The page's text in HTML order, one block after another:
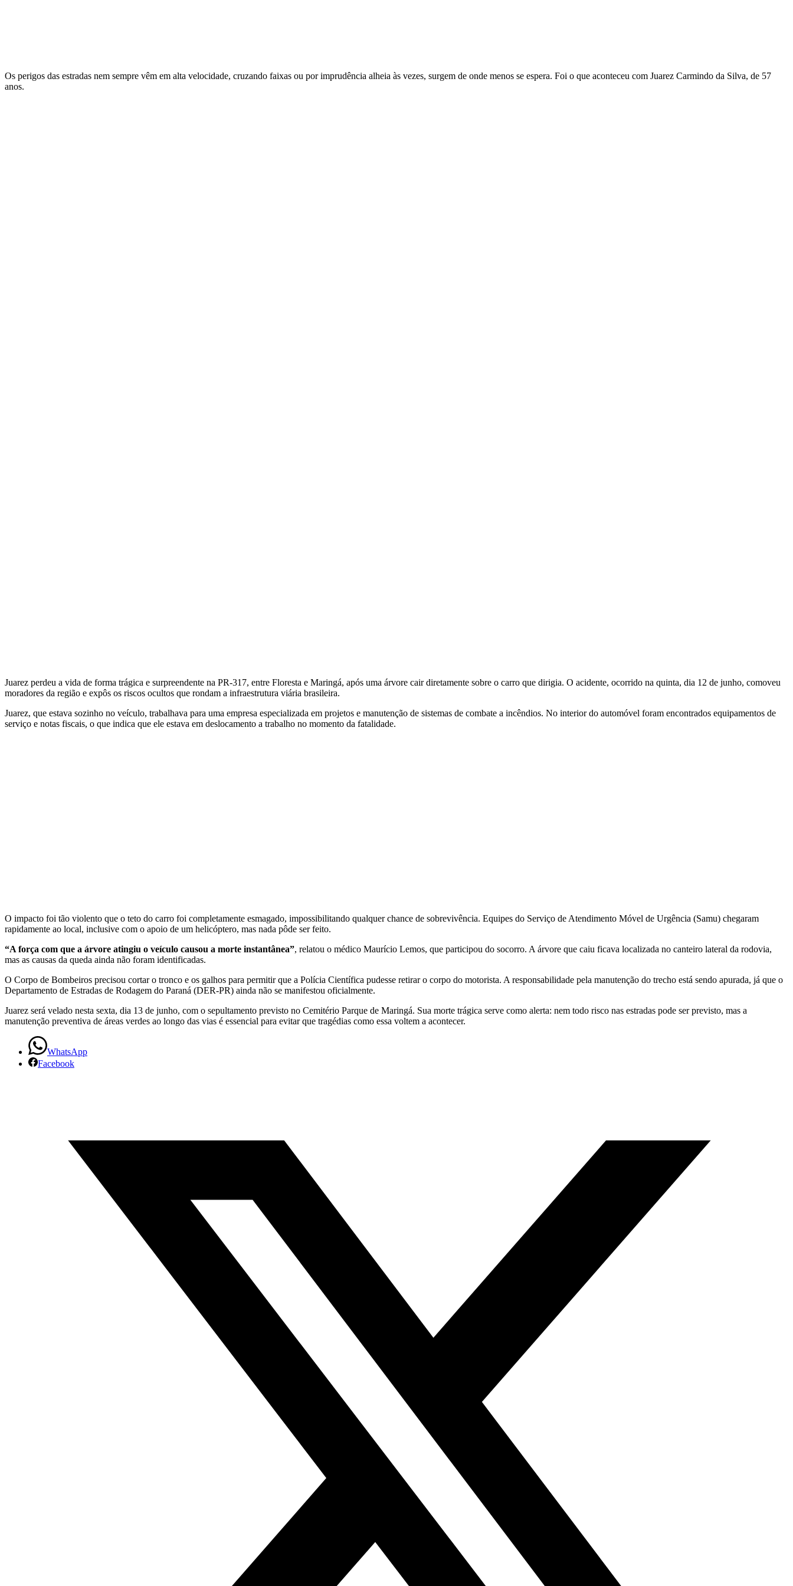
Os perigos das estradas nem sempre vêm em alta velocidade, cruzando faixas ou por imprudência alheia às vezes, surgem de onde menos se espera. Foi o que aconteceu com Juarez Carmindo da Silva, de 57
anos.
Juarez perdeu a vida de forma trágica e surpreendente na PR-317, entre Floresta e Maringá, após uma árvore cair diretamente sobre o carro que dirigia. O acidente, ocorrido na quinta, dia 12 de junho, comoveu
moradores da região e expôs os riscos ocultos que rondam a infraestrutura viária brasileira.
Juarez, que estava sozinho no veículo, trabalhava para uma empresa especializada em projetos e manutenção de sistemas de combate a incêndios. No interior do automóvel foram encontrados equipamentos de
serviço e notas fiscais, o que indica que ele estava em deslocamento a trabalho no momento da fatalidade.
O impacto foi tão violento que o teto do carro foi completamente esmagado, impossibilitando qualquer chance de sobrevivência. Equipes do Serviço de Atendimento Móvel de Urgência (Samu) chegaram
rapidamente ao local, inclusive com o apoio de um helicóptero, mas nada pôde ser feito.
“A força com que a árvore atingiu o veículo causou a morte instantânea”, relatou o médico Maurício Lemos, que participou do socorro. A árvore que caiu ficava localizada no canteiro lateral da rodovia,
mas as causas da queda ainda não foram identificadas.
O Corpo de Bombeiros precisou cortar o tronco e os galhos para permitir que a Polícia Científica pudesse retirar o corpo do motorista. A responsabilidade pela manutenção do trecho está sendo apurada, já que o
Departamento de Estradas de Rodagem do Paraná (DER-PR) ainda não se manifestou oficialmente.
Juarez será velado nesta sexta, dia 13 de junho, com o sepultamento previsto no Cemitério Parque de Maringá. Sua morte trágica serve como alerta: nem todo risco nas estradas pode ser previsto, mas a
manutenção preventiva de áreas verdes ao longo das vias é essencial para evitar que tragédias como essa voltem a acontecer.
WhatsApp
Facebook